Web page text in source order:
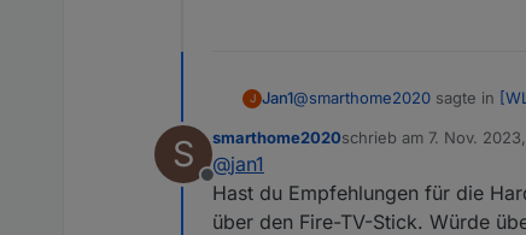
J Jan1@smarthome2020 sagte in
Hast Recht, ich überlege
vom Fire TV Stick
Das läuft sehr einfach mit
S
Offline
smarthome2020schrieb am 7. Nov.
zuletzt editiert von
@jan1
Hast du Empfehlungen für die
über den Fire-TV-Stick. Würde